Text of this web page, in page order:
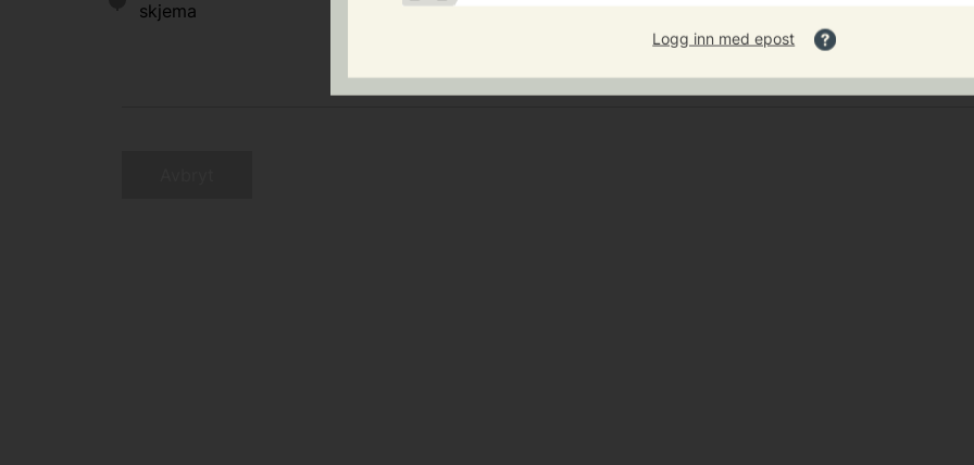
Logg inn med epost